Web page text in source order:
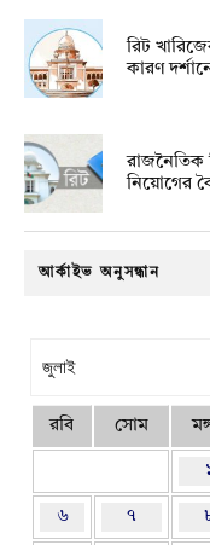
রিট
কারণ
রাজনৈতিক
নিয়োগের
আর্কাইভ অনুসন্ধান
রবি সোম
৬ ৭